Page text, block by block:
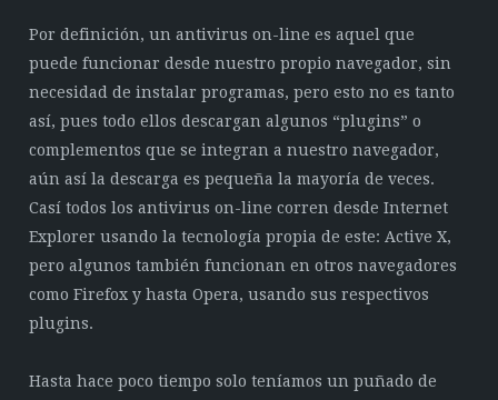
Por definición, un antivirus on-line es aquel que
puede funcionar desde nuestro propio navegador, sin
necesidad de instalar programas, pero esto no es tanto
así, pues todo ellos descargan algunos “plugins” o
complementos que se integran a nuestro navegador,
aún así la descarga es pequeña la mayoría de veces.
Casí todos los antivirus on-line corren desde Internet
Explorer usando la tecnología propia de este: Active X,
pero algunos también funcionan en otros navegadores
como Firefox y hasta Opera, usando sus respectivos
plugins.
Hasta hace poco tiempo solo teníamos un puñado de